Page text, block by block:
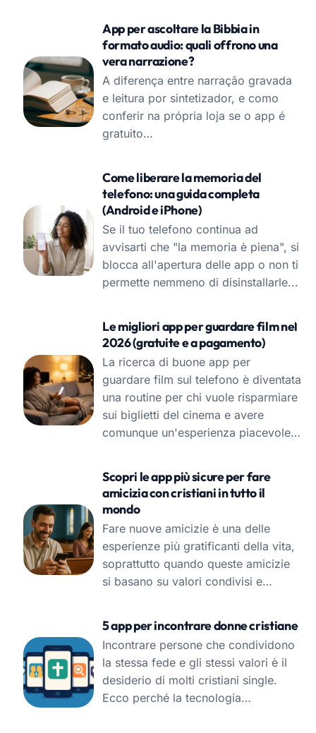
App per ascoltare la Bibbia in
formato audio: quali offrono una
vera narrazione?
A diferença entre narração gravada
e leitura por sintetizador, e como
conferir na própria loja se o app é
gratuito…
Come liberare la memoria del
telefono: una guida completa
(Android e iPhone)
Se il tuo telefono continua ad
avvisarti che "la memoria è piena", si
blocca all'apertura delle app o non ti
permette nemmeno di disinstallarle...
Le migliori app per guardare film nel
2026 (gratuite e a pagamento)
La ricerca di buone app per
guardare film sul telefono è diventata
una routine per chi vuole risparmiare
sui biglietti del cinema e avere
comunque un'esperienza piacevole…
Scopri le app più sicure per fare
amicizia con cristiani in tutto il
mondo
Fare nuove amicizie è una delle
esperienze più gratificanti della vita,
soprattutto quando queste amicizie
si basano su valori condivisi e…
5 app per incontrare donne cristiane
Incontrare persone che condividono
la stessa fede e gli stessi valori è il
desiderio di molti cristiani single.
Ecco perché la tecnologia…